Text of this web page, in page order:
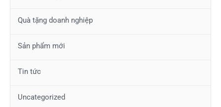
Quà tặng doanh nghiệp
Sản phẩm mới
Tin tức
Uncategorized